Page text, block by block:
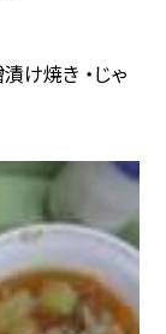
け焼き ・じゃ